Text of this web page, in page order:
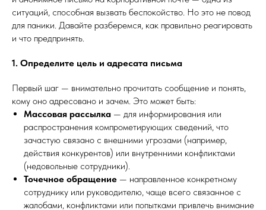
ситуаций, способная вызвать беспокойство. Но это не повод
для паники. Давайте разберемся, как правильно реагировать
и что предпринять.
1. Определите цель и адресата письма
Первый шаг — внимательно прочитать сообщение и понять,
кому оно адресовано и зачем. Это может быть:
Массовая рассылка — для информирования или
распространения компрометирующих сведений, что
зачастую связано с внешними угрозами (например,
действия конкурентов) или внутренними конфликтами
(недовольные сотрудники).
Точечное обращение — направленное конкретному
сотруднику или руководителю, чаще всего связанное с
жалобами, конфликтами или попытками привлечь внимание